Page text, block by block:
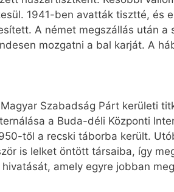
1941-ben avatták tisztté, és
A német megszállás után a
mozgatni a bal karját. A
Szabadság Párt kerületi
a Buda-déli Központi
től a recski táborba került.
is lelket öntött társaiba, így
amely egyre jobban